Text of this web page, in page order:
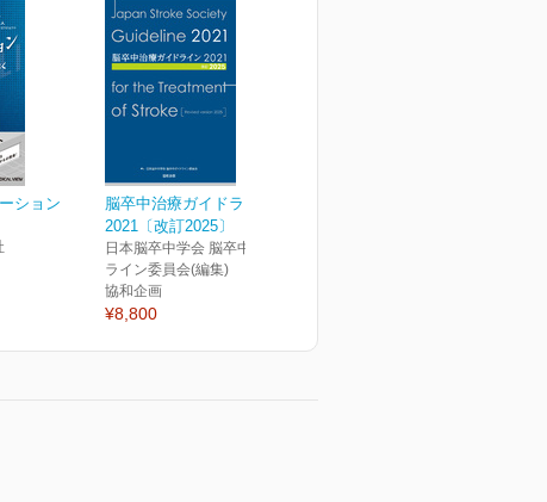
ション
脳卒中治療ガイドライン
2021〔改訂2025〕
日本脳卒中学会 脳卒中ガイド
ライン委員会(編集)
協和企画
¥8,800